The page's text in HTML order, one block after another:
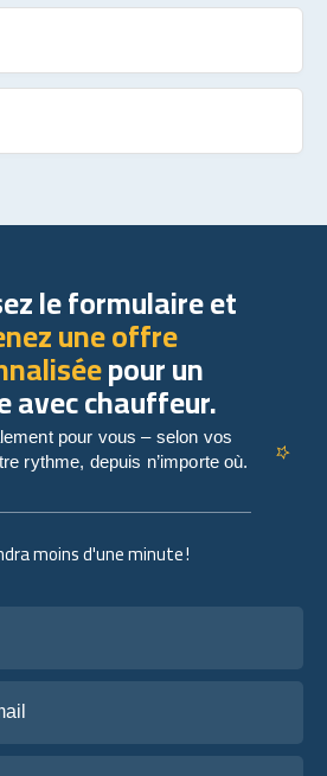
moins d'une minute !
le formulaire et
une offre
pour un
avec chauffeur.
pour vous – selon vos
rythme, depuis n’importe où.